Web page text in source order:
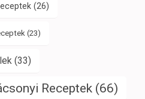
(26)
(23)
(33)
Receptek(66)